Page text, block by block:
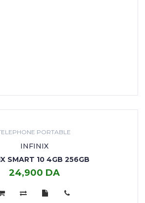
PORTABLE
INFINIX
SMART 10 4GB 256GB
24,900 DA